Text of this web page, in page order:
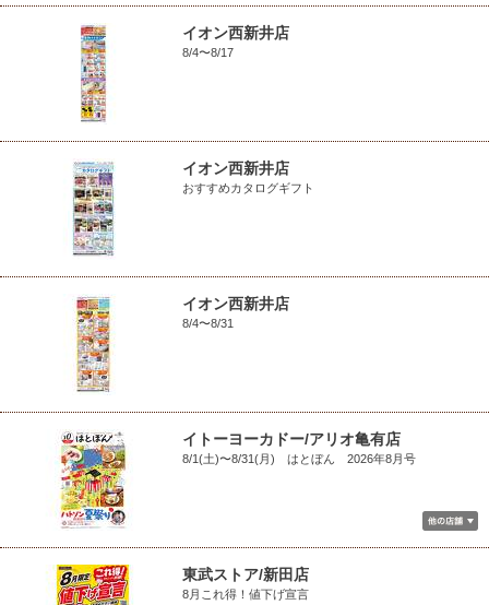
イオン西新井店
8/4〜8/17
イオン西新井店
おすすめカタログギフト
イオン西新井店
8/4〜8/31
イトーヨーカドー/アリオ亀有店
8/1(土)〜8/31(月) はとぼん 2026年8月号
東武ストア/新田店
8月これ得！値下げ宣言